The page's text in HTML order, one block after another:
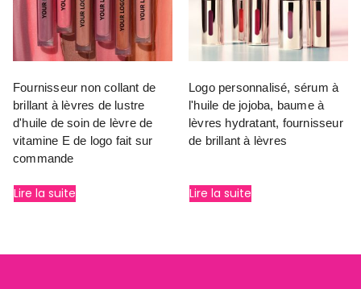
Fournisseur non collant de
brillant à lèvres de lustre
d'huile de soin de lèvre de
vitamine E de logo fait sur
commande
Lire la suite
Logo personnalisé, sérum à
l'huile de jojoba, baume à
lèvres hydratant, fournisseur
de brillant à lèvres
Lire la suite